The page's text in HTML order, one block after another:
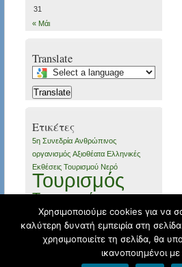
31
« Μάι
Translate
Select
a
language
translate
this
Translate
Ετικέτες
5η Συνεδρία Ανθρώπινος
οργανισμός Αξιοθέατα Ελληνικές
Εκθέσεις Τουρισμού Νερό
Τουρισμός
Τουριστικές
Εκθέσεις Τουριστικός
Προορισμός εκπαίδευση κατάρτιση
Το blog της Μαρίας Παπαδούλη© 2026
Χρησιμοποιούμε cookies για να
καλύτερη δυνατή εμπειρία στη
χρησιμοποιείτε τη σελίδα, θα
ικανοποιημένοι